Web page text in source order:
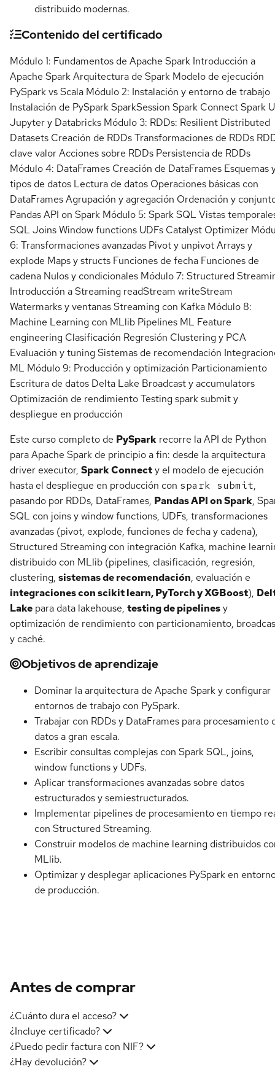
distribuido modernas.
Contenido del certificado
Módulo 1: Fundamentos de Apache Spark Introducción a
Apache Spark Arquitectura de Spark Modelo de ejecución
PySpark vs Scala Módulo 2: Instalación y entorno de trabajo
Instalación de PySpark SparkSession Spark Connect Spark
Jupyter y Databricks Módulo 3: RDDs: Resilient Distributed
Datasets Creación de RDDs Transformaciones de RDDs
clave valor Acciones sobre RDDs Persistencia de RDDs
Módulo 4: DataFrames Creación de DataFrames Esquemas
tipos de datos Lectura de datos Operaciones básicas con
DataFrames Agrupación y agregación Ordenación y
Pandas API on Spark Módulo 5: Spark SQL Vistas
SQL Joins Window functions UDFs Catalyst Optimizer
6: Transformaciones avanzadas Pivot y unpivot Arrays y
explode Maps y structs Funciones de fecha Funciones de
cadena Nulos y condicionales Módulo 7: Structured
Introducción a Streaming readStream writeStream
Watermarks y ventanas Streaming con Kafka Módulo 8:
Machine Learning con MLlib Pipelines ML Feature
engineering Clasificación Regresión Clustering y PCA
Evaluación y tuning Sistemas de recomendación
ML Módulo 9: Producción y optimización Particionamiento
Escritura de datos Delta Lake Broadcast y accumulators
Optimización de rendimiento Testing spark submit y
despliegue en producción
Este curso completo de PySpark recorre la API de Python
para Apache Spark de principio a fin: desde la arquitectura
driver executor, Spark Connecty el modelo de ejecución
hasta el despliegue en producción con spark submit,
pasando por RDDs, DataFrames, Pandas API on Spark,
SQL con joins y window functions, UDFs, transformaciones
avanzadas (pivot, explode, funciones de fecha y cadena),
Structured Streaming con integración Kafka, machine
distribuido con MLlib (pipelines, clasificación, regresión,
clustering, sistemas de recomendación, evaluación e
integraciones con scikit learn, PyTorch y XGBoost),
Lake para data lakehouse, testing de pipelinesy
optimización de rendimiento con particionamiento,
y caché.
Objetivos de aprendizaje
Dominar la arquitectura de Apache Spark y configurar
entornos de trabajo con PySpark.
Trabajar con RDDs y DataFrames para procesamiento
datos a gran escala.
Escribir consultas complejas con Spark SQL, joins,
window functions y UDFs.
Aplicar transformaciones avanzadas sobre datos
estructurados y semiestructurados.
Implementar pipelines de procesamiento en tiempo
con Structured Streaming.
Construir modelos de machine learning distribuidos
MLlib.
Optimizar y desplegar aplicaciones PySpark en
de producción.
Antes de comprar
¿Cuánto dura el acceso?
¿Incluye certificado?
¿Puedo pedir factura con NIF?
¿Hay devolución?